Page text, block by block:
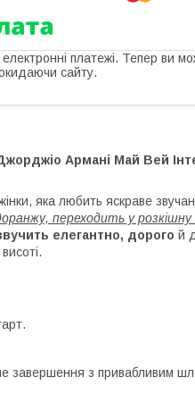
електронні платежі. Тепер ви
сайту.
Армані Май Вей
яка любить яскраве
переходить у розкішну
елегантно, дорого й
завершення з привабливим